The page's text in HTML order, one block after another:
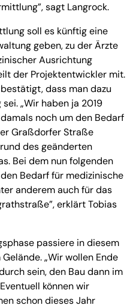
sagt Langrock.
soll es künftig eine
geben, zu der Ärzte
Ausrichtung
der Projektentwickler mit.
dass man dazu
„Wir haben ja 2019
noch um den Bedarf
Graßdorfer Straße
des geänderten
Bei dem nun folgenden
Bedarf für medizinische
anderem auch für das
erklärt Tobias
passiere in diesem
„Wir wollen Ende
sein, den Bau dann im
können wir
schon dieses Jahr